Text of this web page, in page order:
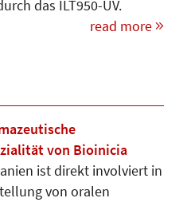
das ILT950-UV.
read more
von Bioinicia
ist direkt involviert in
von oralen